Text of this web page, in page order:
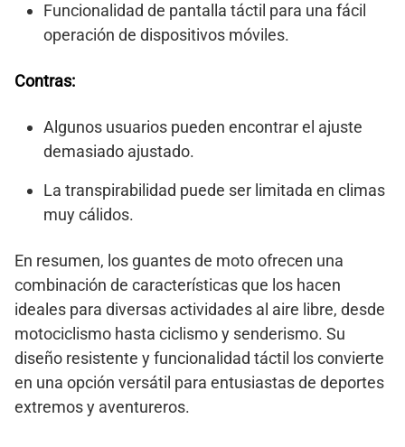
Funcionalidad de pantalla táctil para una fácil
operación de dispositivos móviles.
Contras:
Algunos usuarios pueden encontrar el ajuste
demasiado ajustado.
La transpirabilidad puede ser limitada en climas
muy cálidos.
En resumen, los guantes de moto ofrecen una
combinación de características que los hacen
ideales para diversas actividades al aire libre, desde
motociclismo hasta ciclismo y senderismo. Su
diseño resistente y funcionalidad táctil los convierte
en una opción versátil para entusiastas de deportes
extremos y aventureros.